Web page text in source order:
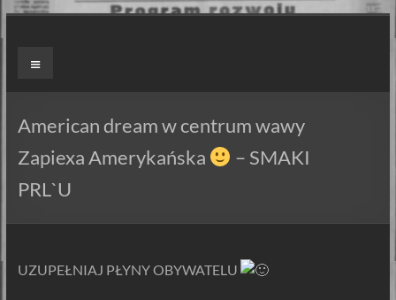
Skip
ZAPIEXY
–
SMAK
PRL`U
Jedyne
Są
Menu
American dream w centrum wawy
Zapiexa Amerykańska
– SMAKI
PRL`U
UZUPEŁNIAJ PŁYNY OBYWATELU